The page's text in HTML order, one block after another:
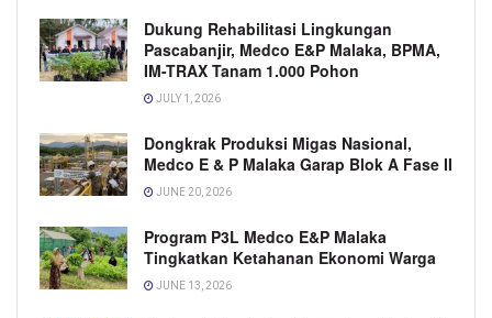
Dukung Rehabilitasi Lingkungan
Pascabanjir, Medco E&P Malaka, BPMA,
IM-TRAX Tanam 1.000 Pohon
JULY 1, 2026
Dongkrak Produksi Migas Nasional,
Medco E & P Malaka Garap Blok A Fase II
JUNE 20, 2026
Program P3L Medco E&P Malaka
Tingkatkan Ketahanan Ekonomi Warga
JUNE 13, 2026